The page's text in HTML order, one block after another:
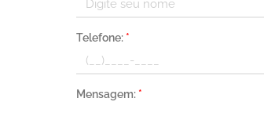
Telefone: *
Mensagem: *